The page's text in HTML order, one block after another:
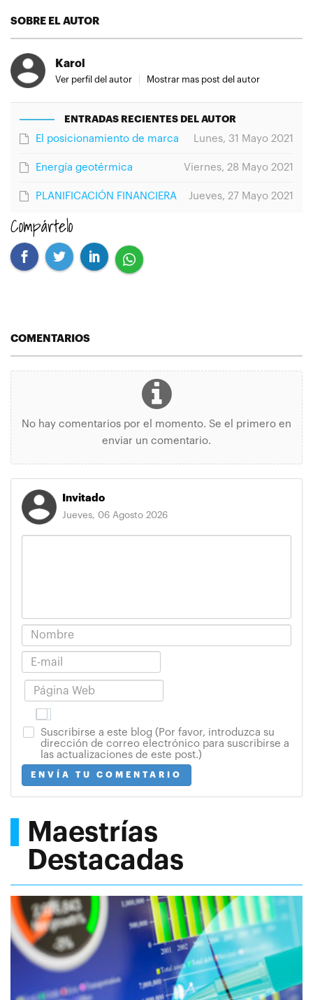
SOBRE EL AUTOR
Karol
Ver perfil del autor Mostrar mas post del autor
ENTRADAS RECIENTES DEL AUTOR
Lunes, 31 Mayo 2021
El posicionamiento de marca
Viernes, 28 Mayo 2021
Energía geotérmica
Jueves, 27 Mayo 2021
PLANIFICACIÓN FINANCIERA
Compártelo
COMENTARIOS
No hay comentarios por el momento. Se el primero en
enviar un comentario.
Invitado
Jueves, 06 Agosto 2026
Suscribirse a este blog (Por favor, introduzca su
dirección de correo electrónico para suscribirse a
las actualizaciones de este post.)
ENVÍA TU COMENTARIO
Maestrías
Destacadas